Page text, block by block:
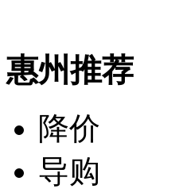
惠州推荐
降价
导购